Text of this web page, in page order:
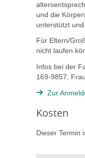
und die
unterstützt
Für Eltern/
nicht laufen
Infos bei der
169-9857,
Zur
Kosten
Dieser Termin